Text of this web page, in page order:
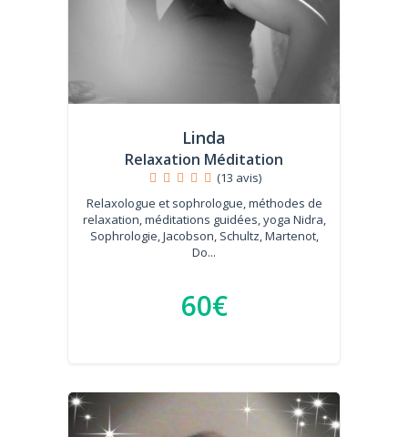
Linda
Relaxation Méditation
(13 avis)
Relaxologue et sophrologue, méthodes de
relaxation, méditations guidées, yoga Nidra,
Sophrologie, Jacobson, Schultz, Martenot,
Do...
60€